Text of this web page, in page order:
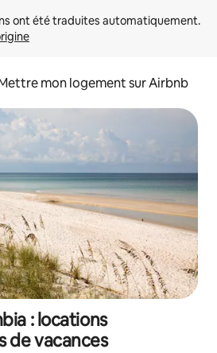
mon logement sur Airbnb
: locations
de vacances